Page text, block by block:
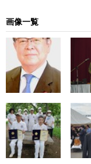
画像一覧